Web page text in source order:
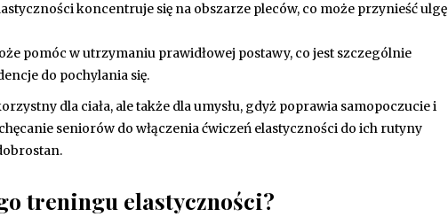
koncentruje się na obszarze pleców, co może przynieść ulgę
pomóc w utrzymaniu prawidłowej postawy, co jest szczególnie
do pochylania się.
dla ciała, ale także dla umysłu, gdyż poprawia samopoczucie i
seniorów do włączenia ćwiczeń elastyczności do ich rutyny
treningu elastyczności?